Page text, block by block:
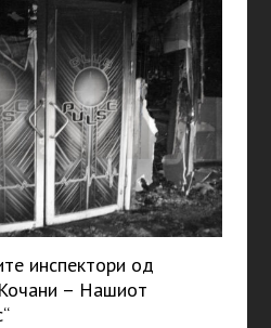
инспектори од
– Нашиот